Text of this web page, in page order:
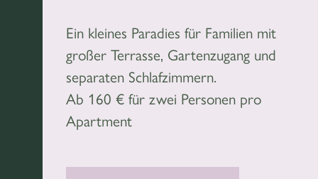
Ein kleines Paradies für Familien mit
großer Terrasse, Gartenzugang und
separaten Schlafzimmern.
Ab 160 € für zwei Personen pro
Apartment